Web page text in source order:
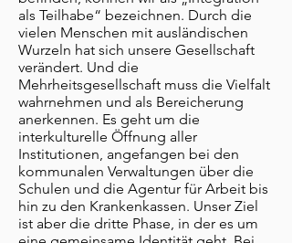
als Teilhabe“ bezeichnen. Durch die
vielen Menschen mit ausländischen
Wurzeln hat sich unsere Gesellschaft
verändert. Und die
Mehrheitsgesellschaft muss die Vielfalt
wahrnehmen und als Bereicherung
anerkennen. Es geht um die
interkulturelle Öffnung aller
Institutionen, angefangen bei den
kommunalen Verwaltungen über die
Schulen und die Agentur für Arbeit bis
hin zu den Krankenkassen. Unser Ziel
ist aber die dritte Phase, in der es um